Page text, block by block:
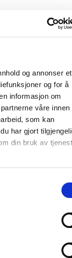
og annonser et
og for å
informasjon om
våre innen
som kan
har gjort
din bruk av